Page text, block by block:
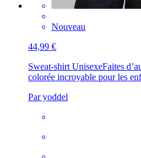
Nouveau
44,99 €
Sweat-shirt UnisexeFaites
colorée incroyable pour les
Par yoddel